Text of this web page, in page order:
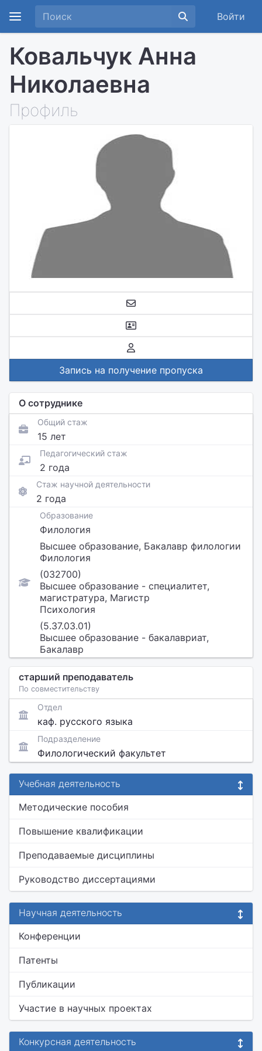
Войти
Ковальчук Анна
Николаевна
Профиль
Запись на получение пропуска
О сотруднике
Общий стаж
15 лет
Педагогический стаж
2 года
Стаж научной деятельности
2 года
Образование
Филология
Высшее образование, Бакалавр филологии
Филология
(032700)
Высшее образование - специалитет,
магистратура, Магистр
Психология
(5.37.03.01)
Высшее образование - бакалавриат,
Бакалавр
старший преподаватель
По совместительству
Отдел
каф. русского языка
Подразделение
Филологический факультет
Учебная деятельность
Методические пособия
Повышение квалификации
Преподаваемые дисциплины
Руководство диссертациями
Научная деятельность
Конференции
Патенты
Публикации
Участие в научных проектах
Конкурсная деятельность